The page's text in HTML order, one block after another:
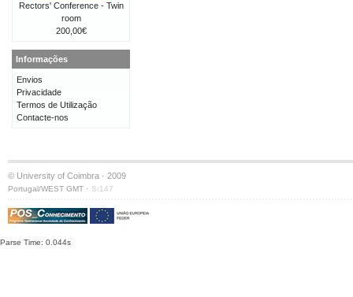
Rectors' Conference - Twin
room
200,00€
Informações
Envios
Privacidade
Termos de Utilização
Contacte-nos
© University of Coimbra · 2009
Portugal/WEST GMT · S:147
Parse Time: 0.044s